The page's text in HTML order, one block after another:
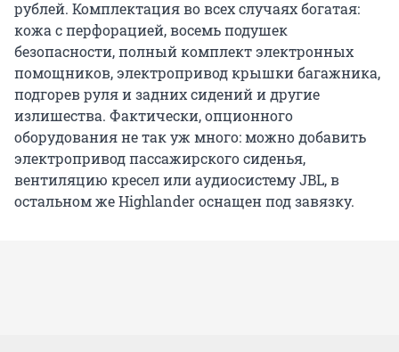
рублей. Комплектация во всех случаях богатая:
кожа с перфорацией, восемь подушек
безопасности, полный комплект электронных
помощников, электропривод крышки багажника,
подгорев руля и задних сидений и другие
излишества. Фактически, опционного
оборудования не так уж много: можно добавить
электропривод пассажирского сиденья,
вентиляцию кресел или аудиосистему JBL, в
остальном же Highlander оснащен под завязку.